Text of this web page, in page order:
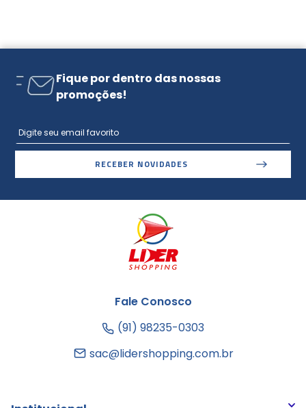
Fique por dentro das nossas
promoções!
RECEBER NOVIDADES
Fale Conosco
(91) 98235-0303
sac@lidershopping.com.br